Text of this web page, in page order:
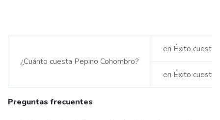
¿Cuánto cuesta Pepino Cohombro?
en Éxito cuesta
en Éxito cuesta
Preguntas frecuentes